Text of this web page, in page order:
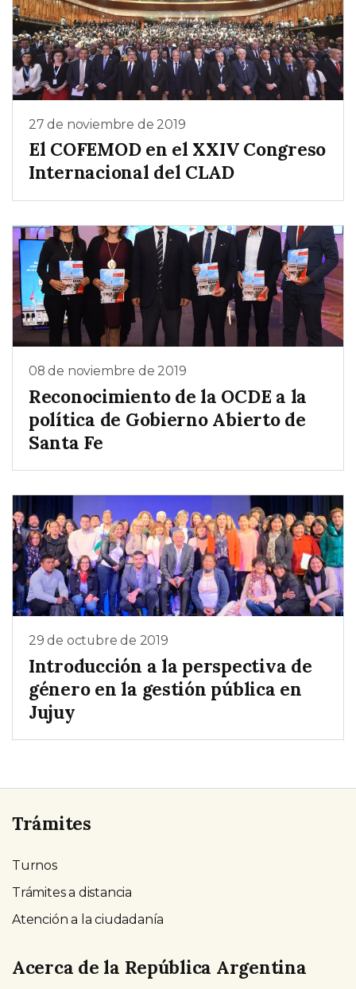
27 de noviembre de 2019
El COFEMOD en el XXIV Congreso
Internacional del CLAD
08 de noviembre de 2019
Reconocimiento de la OCDE a la
política de Gobierno Abierto de
Santa Fe
29 de octubre de 2019
Introducción a la perspectiva de
género en la gestión pública en
Jujuy
Trámites
Turnos
Trámites a distancia
Atención a la ciudadanía
Acerca de la República Argentina